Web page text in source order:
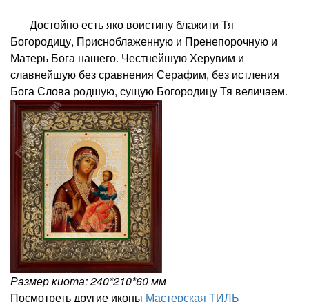
Достойно есть яко воистину блажити Тя
Богородицу, Присноблаженную и Пренепорочную и
Матерь Бога нашего. Честнейшую Херувим и
славнейшую без сравнения Серафим, без истления
Бога Слова родшую, сущую Богородицу Тя величаем.
Размер киота: 240*210*60 мм
Посмотреть другие иконы Мастерская ТИЛЬ